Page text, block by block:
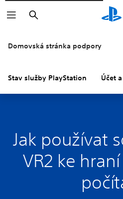
Vyhledat
Domovská stránka podpory
Stav služby PlayStation Účet
Jak používat
VR2 ke